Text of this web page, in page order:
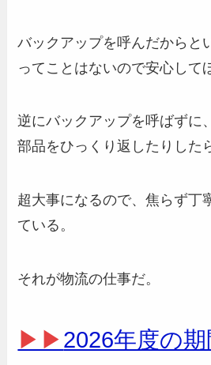
バックアップを呼んだからと
ってことはないので安心して
逆にバックアップを呼ばずに
部品をひっくり返したりした
超大事になるので、焦らず丁
ている。
それが物流の仕事だ。
▶▶2026年度の